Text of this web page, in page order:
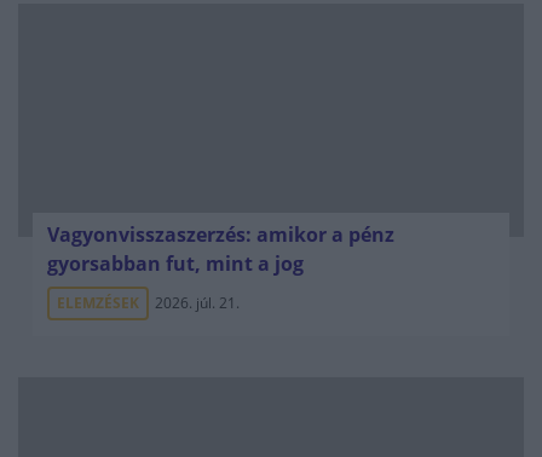
Vagyonvisszaszerzés: amikor a pénz
gyorsabban fut, mint a jog
ELEMZÉSEK 2026. júl. 21.